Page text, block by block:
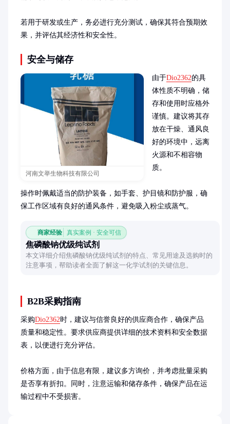
若用于研发或生产，务必进行充分测试，确保其符合预期效
果，并评估其经济性和安全性。
安全与储存
河南文举生物科技有限公司
由于Dio2362的具
体性质不明确，储
存和使用时应格外
谨慎。建议将其存
放在干燥、通风良
好的环境中，远离
火源和不相容物
质。
操作时佩戴适当的防护装备，如手套、护目镜和防护服，确
保工作区域有良好的通风条件，避免吸入粉尘或蒸气。
商家经验 真实案例 · 安全可信
焦磷酸钠优级纯试剂
本文详细介绍焦磷酸钠优级纯试剂的特点、常见用途及选购时的
注意事项，帮助读者全面了解这一化学试剂的关键信息。
B2B采购指南
采购Dio2362时，建议与信誉良好的供应商合作，确保产品
质量和稳定性。要求供应商提供详细的技术资料和安全数据
表，以便进行充分评估。
价格方面，由于信息有限，建议多方询价，并考虑批量采购
是否享有折扣。同时，注意运输和储存条件，确保产品在运
输过程中不受损害。